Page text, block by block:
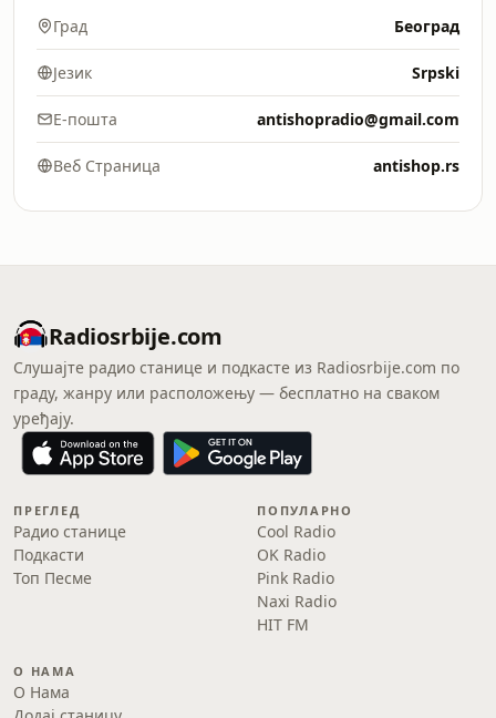
Град Београд
Језик Srpski
Е-пошта antishopradio@gmail.com
Веб Страница antishop.rs
Radiosrbije.com
Слушајте радио станице и подкасте из Radiosrbije.com по
граду, жанру или расположењу — бесплатно на сваком
уређају.
ПРЕГЛЕД
Радио станице
Подкасти
Топ Песме
ПОПУЛАРНО
Cool Radio
OK Radio
Pink Radio
Naxi Radio
HIT FM
О НАМА
О Нама